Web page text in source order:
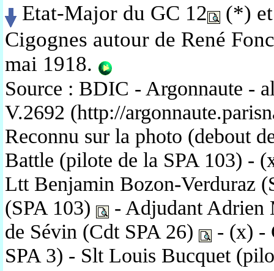
Etat-Major du GC 12
(*)
Cigognes autour de René
mai 1918.
Source : BDIC - Argonnaute -
V.2692 (http://
Reconnu sur la photo (debout
Battle (pilote de la SPA 103) -
Ltt Benjamin Bozon-Verduraz
(SPA 103)
- Adjudant Adrien
de Sévin (Cdt SPA 26)
- (x) -
SPA 3) - Slt Louis Bucquet